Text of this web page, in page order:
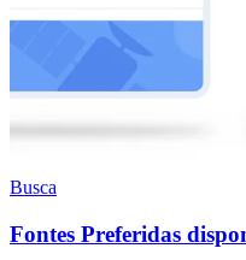
Busca
Fontes Preferidas